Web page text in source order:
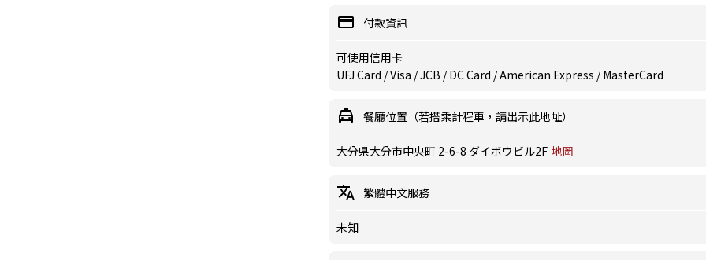
付款資訊
可使用信用卡
UFJ Card / Visa / JCB / DC Card / American Express / MasterCard
餐廳位置（若搭乘計程車，請出示此地址）
大分県大分市中央町 2-6-8 ダイボウビル2F 地圖
繁體中文服務
未知